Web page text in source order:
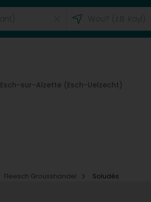
Esch-sur-Alzette (Esch-Uelzecht)
Fleesch Grousshandel Soludés